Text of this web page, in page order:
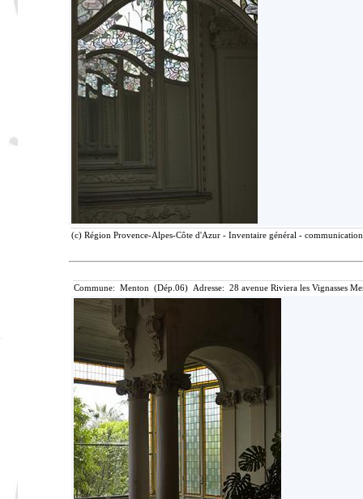
(c) Région Provence-Alpes-Côte d'Azur - Inventaire général -
Commune: Menton (Dép.06) Adresse: 28 avenue Riviera les Vignasses